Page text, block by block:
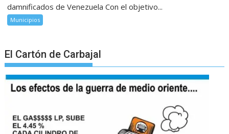
damnificados de Venezuela Con el objetivo...
Municipios
El Cartón de Carbajal